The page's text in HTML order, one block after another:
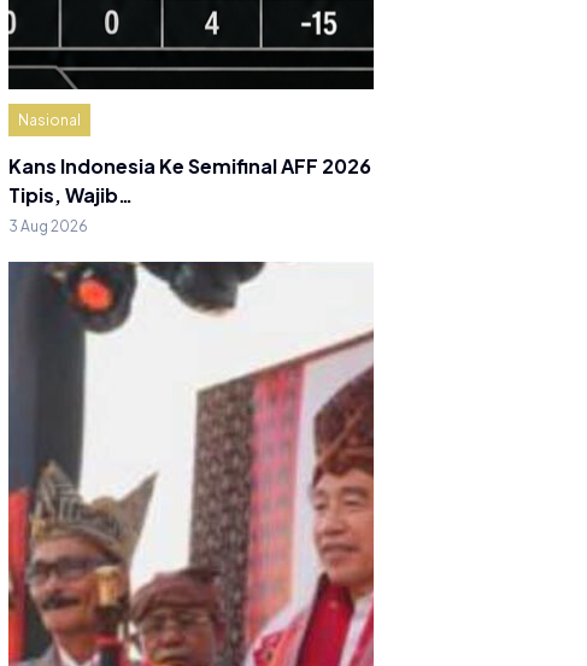
Nasional
Kans Indonesia Ke Semifinal AFF 2026
Tipis, Wajib…
3 Aug 2026